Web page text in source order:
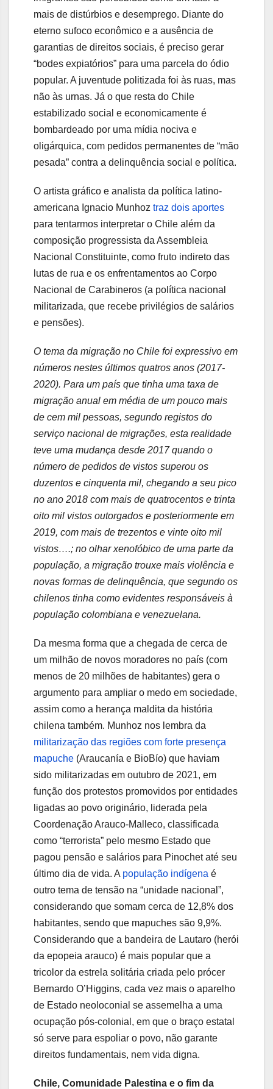
mais de distúrbios e desemprego. Diante do
eterno sufoco econômico e a ausência de
garantias de direitos sociais, é preciso gerar
“bodes expiatórios” para uma parcela do ódio
popular. A juventude politizada foi às ruas, mas
não às urnas. Já o que resta do Chile
estabilizado social e economicamente é
bombardeado por uma mídia nociva e
oligárquica, com pedidos permanentes de “mão
pesada” contra a delinquência social e política.
O artista gráfico e analista da política latino-
americana Ignacio Munhoz traz dois aportes
para tentarmos interpretar o Chile além da
composição progressista da Assembleia
Nacional Constituinte, como fruto indireto das
lutas de rua e os enfrentamentos ao Corpo
Nacional de Carabineros (a política nacional
militarizada, que recebe privilégios de salários
e pensões).
O tema da migração no Chile foi expressivo em
números nestes últimos quatros anos (2017-
2020). Para um país que tinha uma taxa de
migração anual em média de um pouco mais
de cem mil pessoas, segundo registos do
serviço nacional de migrações, esta realidade
teve uma mudança desde 2017 quando o
número de pedidos de vistos superou os
duzentos e cinquenta mil, chegando a seu pico
no ano 2018 com mais de quatrocentos e trinta
oito mil vistos outorgados e posteriormente em
2019, com mais de trezentos e vinte oito mil
vistos….; no olhar xenofóbico de uma parte da
população, a migração trouxe mais violência e
novas formas de delinquência, que segundo os
chilenos tinha como evidentes responsáveis à
população colombiana e venezuelana.
Da mesma forma que a chegada de cerca de
um milhão de novos moradores no país (com
menos de 20 milhões de habitantes) gera o
argumento para ampliar o medo em sociedade,
assim como a herança maldita da história
chilena também. Munhoz nos lembra da
militarização das regiões com forte presença
mapuche (Araucanía e BioBío) que haviam
sido militarizadas em outubro de 2021, em
função dos protestos promovidos por entidades
ligadas ao povo originário, liderada pela
Coordenação Arauco-Malleco, classificada
como “terrorista” pelo mesmo Estado que
pagou pensão e salários para Pinochet até seu
último dia de vida. A população indígena é
outro tema de tensão na “unidade nacional”,
considerando que somam cerca de 12,8% dos
habitantes, sendo que mapuches são 9,9%.
Considerando que a bandeira de Lautaro (herói
da epopeia arauco) é mais popular que a
tricolor da estrela solitária criada pelo prócer
Bernardo O’Higgins, cada vez mais o aparelho
de Estado neoloconial se assemelha a uma
ocupação pós-colonial, em que o braço estatal
só serve para espoliar o povo, não garante
direitos fundamentais, nem vida digna.
Chile, Comunidade Palestina e o fim da